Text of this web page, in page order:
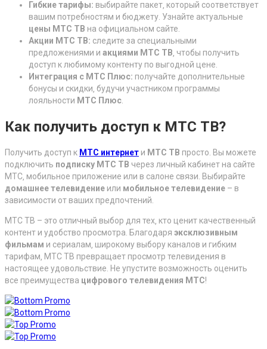
Гибкие тарифы: выбирайте пакет‚ который соответствует
вашим потребностям и бюджету. Узнайте актуальные
цены МТС ТВ на официальном сайте.
Акции МТС ТВ: следите за специальными
предложениями и акциями МТС ТВ ‚ чтобы получить
доступ к любимому контенту по выгодной цене.
Интеграция с МТС Плюс: получайте дополнительные
бонусы и скидки‚ будучи участником программы
лояльности МТС Плюс
Как получить доступ к МТС ТВ?
Получить доступ к МТС интернет и МТС ТВ просто. Вы можете
подключить подписку МТС ТВ через личный кабинет на сайте
МТС‚ мобильное приложение или в салоне связи. Выбирайте
домашнее телевидение или мобильное телевидение – в
зависимости от ваших предпочтений.
МТС ТВ – это отличный выбор для тех‚ кто ценит качественный
контент и удобство просмотра. Благодаря эксклюзивным
фильмам и сериалам‚ широкому выбору каналов и гибким
тарифам‚ МТС ТВ превращает просмотр телевидения в
настоящее удовольствие. Не упустите возможность оценить
все преимущества цифрового телевидения МТС!